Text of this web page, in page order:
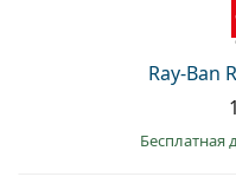
Ray-Ban
Бесплатная